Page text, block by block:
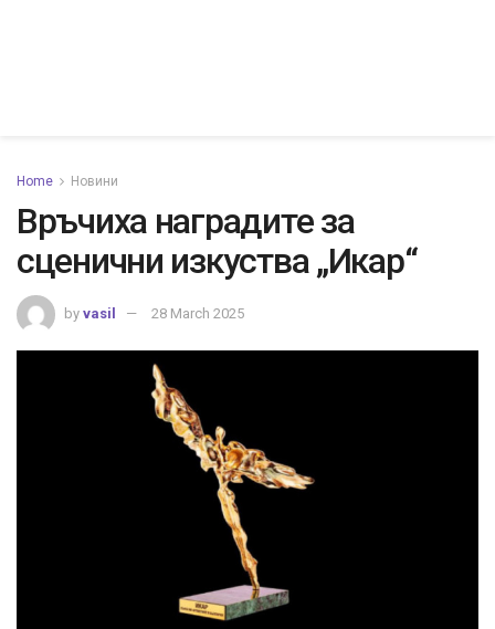
Home Новини
Връчиха наградите за
сценични изкуства „Икар“
by vasil 28 March 2025